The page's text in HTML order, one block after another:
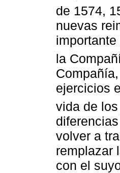
de 1574,
nuevas
la
ejercicios
vida de los
volver a
remplazar
con el